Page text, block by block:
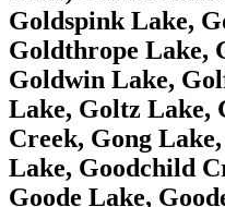
Goldspink Lake,
Goldthrope Lake,
Goldwin Lake,
Lake, Goltz Lake,
Creek, Gong
Lake, Goodchild
Goode Lake,